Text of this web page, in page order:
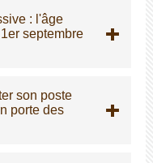
: l'âge
septembre
son poste
porte des